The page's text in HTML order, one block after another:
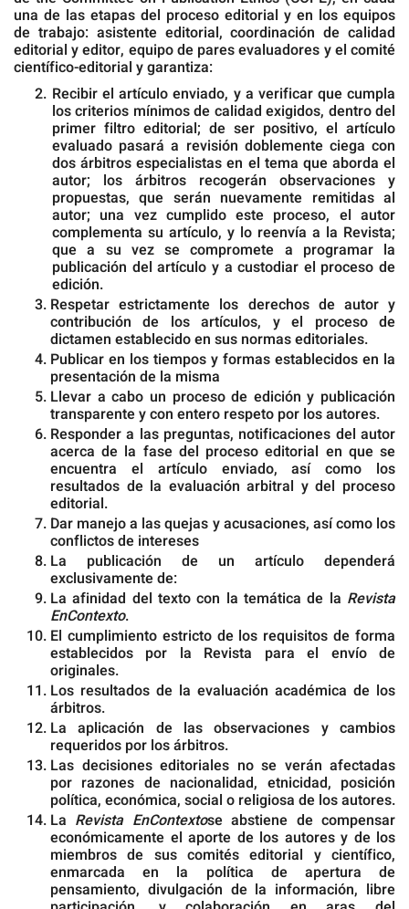
una de las etapas del proceso editorial y en los equipos
de trabajo: asistente editorial, coordinación de calidad
editorial y editor, equipo de pares evaluadores y el comité
científico-editorial y garantiza:
Recibir el artículo enviado, y a verificar que cumpla
los criterios mínimos de calidad exigidos, dentro del
primer filtro editorial; de ser positivo, el artículo
evaluado pasará a revisión doblemente ciega con
dos árbitros especialistas en el tema que aborda el
autor; los árbitros recogerán observaciones y
propuestas, que serán nuevamente remitidas al
autor; una vez cumplido este proceso, el autor
complementa su artículo, y lo reenvía a la Revista;
que a su vez se compromete a programar la
publicación del artículo y a custodiar el proceso de
edición.
Respetar estrictamente los derechos de autor y
contribución de los artículos, y el proceso de
dictamen establecido en sus normas editoriales.
Publicar en los tiempos y formas establecidos en la
presentación de la misma
Llevar a cabo un proceso de edición y publicación
transparente y con entero respeto por los autores.
Responder a las preguntas, notificaciones del autor
acerca de la fase del proceso editorial en que se
encuentra el artículo enviado, así como los
resultados de la evaluación arbitral y del proceso
editorial.
Dar manejo a las quejas y acusaciones, así como los
conflictos de intereses
La publicación de un artículo dependerá
exclusivamente de:
La afinidad del texto con la temática de la Revista
EnContexto.
El cumplimiento estricto de los requisitos de forma
establecidos por la Revista para el envío de
originales.
Los resultados de la evaluación académica de los
árbitros.
La aplicación de las observaciones y cambios
requeridos por los árbitros.
Las decisiones editoriales no se verán afectadas
por razones de nacionalidad, etnicidad, posición
política, económica, social o religiosa de los autores.
La Revista EnContextose abstiene de compensar
económicamente el aporte de los autores y de los
miembros de sus comités editorial y científico,
enmarcada en la política de apertura de
pensamiento, divulgación de la información, libre